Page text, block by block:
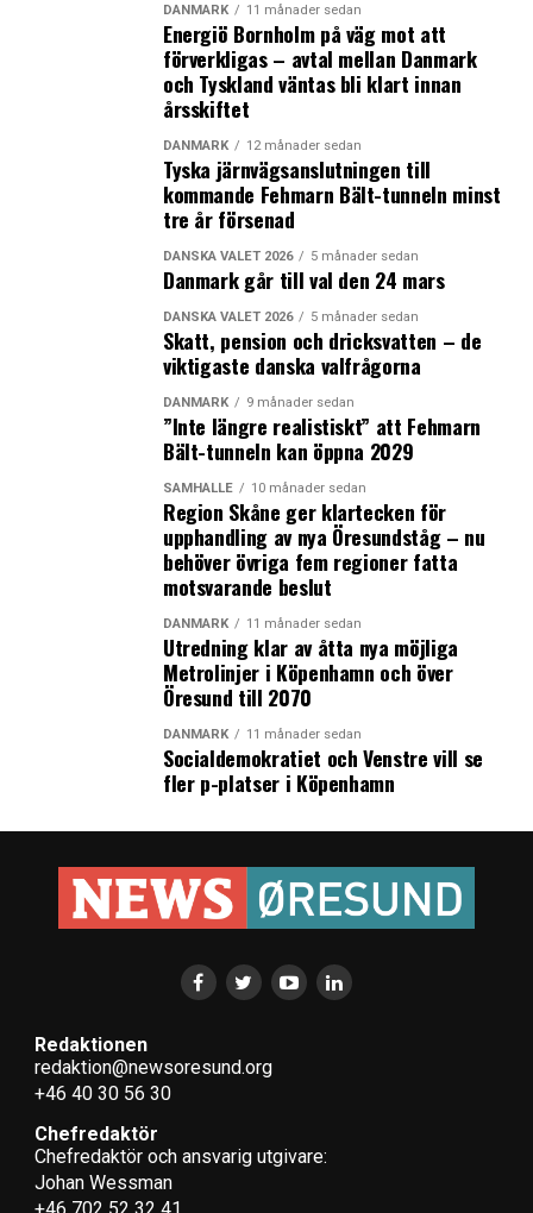
DANMARK 11 månader sedan
Energiö Bornholm på väg mot att
förverkligas – avtal mellan Danmark
och Tyskland väntas bli klart innan
årsskiftet
DANMARK 12 månader sedan
Tyska järnvägsanslutningen till
kommande Fehmarn Bält-tunneln minst
tre år försenad
DANSKA VALET 2026 5 månader sedan
Danmark går till val den 24 mars
DANSKA VALET 2026 5 månader sedan
Skatt, pension och dricksvatten – de
viktigaste danska valfrågorna
DANMARK 9 månader sedan
”Inte längre realistiskt” att Fehmarn
Bält-tunneln kan öppna 2029
SAMHÄLLE 10 månader sedan
Region Skåne ger klartecken för
upphandling av nya Öresundståg – nu
behöver övriga fem regioner fatta
motsvarande beslut
DANMARK 11 månader sedan
Utredning klar av åtta nya möjliga
Metrolinjer i Köpenhamn och över
Öresund till 2070
DANMARK 11 månader sedan
Socialdemokratiet och Venstre vill se
fler p-platser i Köpenhamn
Redaktionen
redaktion@newsoresund.org
+46 40 30 56 30
Chefredaktör
Chefredaktör och ansvarig utgivare:
Johan Wessman